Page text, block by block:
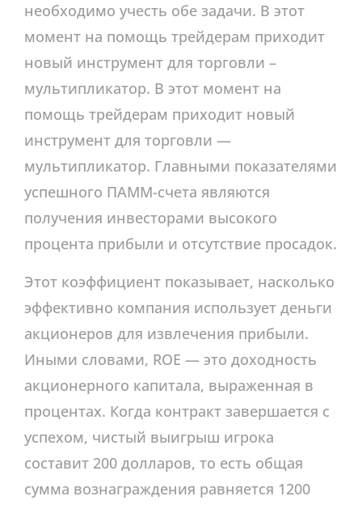
необходимо учесть обе задачи. В этот
момент на помощь трейдерам приходит
новый инструмент для торговли –
мультипликатор. В этот момент на
помощь трейдерам приходит новый
инструмент для торговли —
мультипликатор. Главными показателями
успешного ПАММ-счета являются
получения инвесторами высокого
процента прибыли и отсутствие просадок.
Этот коэффициент показывает, насколько
эффективно компания использует деньги
акционеров для извлечения прибыли.
Иными словами, ROE — это доходность
акционерного капитала, выраженная в
процентах. Когда контракт завершается с
успехом, чистый выигрыш игрока
составит 200 долларов, то есть общая
сумма вознаграждения равняется 1200